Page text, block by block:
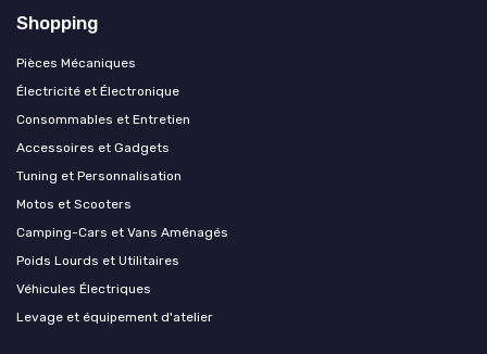
Shopping
Pièces Mécaniques
Électricité et Électronique
Consommables et Entretien
Accessoires et Gadgets
Tuning et Personnalisation
Motos et Scooters
Camping-Cars et Vans Aménagés
Poids Lourds et Utilitaires
Véhicules Électriques
Levage et équipement d'atelier